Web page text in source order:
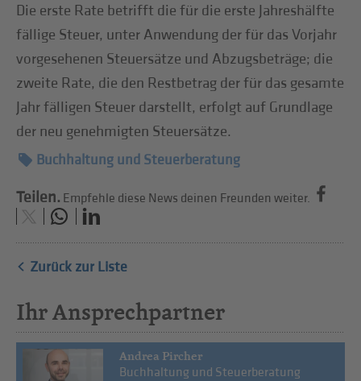
Die erste Rate betrifft die für die erste Jahreshälfte
fällige Steuer, unter Anwendung der für das Vorjahr
vorgesehenen Steuersätze und Abzugsbeträge; die
zweite Rate, die den Restbetrag der für das gesamte
Jahr fälligen Steuer darstellt, erfolgt auf Grundlage
der neu genehmigten Steuersätze.
Buchhaltung und Steuerberatung
Teilen. Empfehle diese News deinen Freunden weiter.
Zurück zur Liste
Ihr Ansprechpartner
Andrea Pircher
Buchhaltung und Steuerberatung